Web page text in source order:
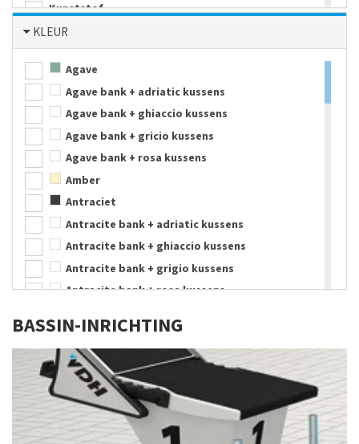
Kunststof
Melamine
Metaal
Neopreen
Nylon
Parachute zijde
PE kunststof
PE-schuim
Polyethyleen
Polypropyleen
PU-schuim
PVC
Rubber
RVS 304, wit gecoat
Silicone
Staal
Sticker
Textyleen
KLEUR
Agave
Agave bank + adriatic kussens
Agave bank + ghiaccio kussens
Agave bank + gricio kussens
Agave bank + rosa kussens
Amber
Antraciet
Antracite bank + adriatic kussens
Antracite bank + ghiaccio kussens
Antracite bank + grigio kussens
Antracite bank + rosa kussens
Assortimentskleuren
Beige
Blauw
Blauw/Roze
Bruin
BASSIN-INRICHTING